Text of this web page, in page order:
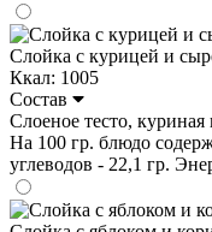
Слойка с курицей и
Ккал: 1005
Состав
Слоеное тесто,
На 100 гр. блюдо
углеводов - 22,1 гр.